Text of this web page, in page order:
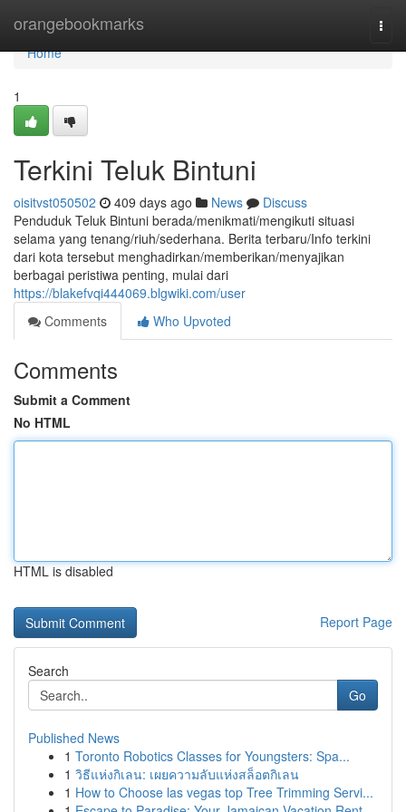
orangebookmarks
Home
Home
1
Terkini Teluk Bintuni
oisitvst050502 409 days ago News
Discuss
Penduduk Teluk Bintuni berada/menikmati/mengikuti situasi
selama yang tenang/riuh/sederhana. Berita terbaru/Info terkini
dari kota tersebut menghadirkan/memberikan/menyajikan
berbagai peristiwa penting, mulai dari
https://blakefvqi444069.blgwiki.com/user
Comments
Who Upvoted
Comments
Submit a Comment
No HTML
HTML is disabled
Report Page
Search
Go
Published News
1 Toronto Robotics Classes for Youngsters: Spa...
1 วิธีแห่งกิเลน: เผยความลับแห่งสล็อตกิเลน
1 How to Choose las vegas top Tree Trimming Servi...